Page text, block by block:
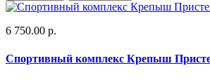
6 750.00 р.
Спортивный комплекс Крепыш